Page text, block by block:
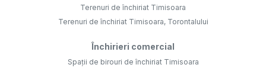
Terenuri de închiriat Timisoara
Terenuri de închiriat Timisoara, Torontalului
Închirieri comercial
Spații de birouri de închiriat Timisoara